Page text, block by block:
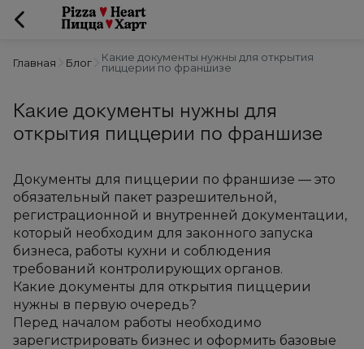
Главная Блог
Какие документы нужны для открытия
пиццерии по франшизе
Какие документы нужны для
открытия пиццерии по франшизе
Документы для пиццерии по франшизе — это
обязательный пакет разрешительной,
регистрационной и внутренней документации,
который необходим для законного запуска
бизнеса, работы кухни и соблюдения
требований контролирующих органов.
Какие документы для открытия пиццерии
нужны в первую очередь?
Перед началом работы необходимо
зарегистрировать бизнес и оформить базовые